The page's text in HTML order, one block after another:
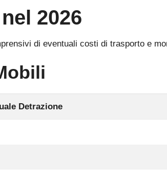
2026
di eventuali costi di trasporto e
Detrazione